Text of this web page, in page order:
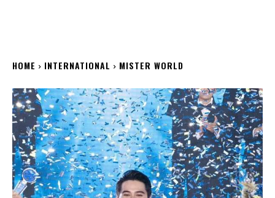
HOME INTERNATIONAL MISTER WORLD